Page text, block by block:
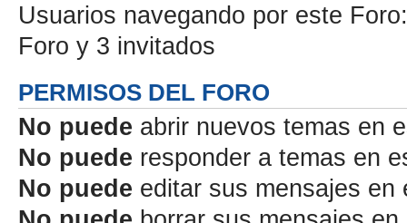
Usuarios navegando por este
Foro y 3 invitados
PERMISOS DEL FORO
No puede abrir nuevos temas en
No puede responder a temas en
No puede editar sus mensajes en